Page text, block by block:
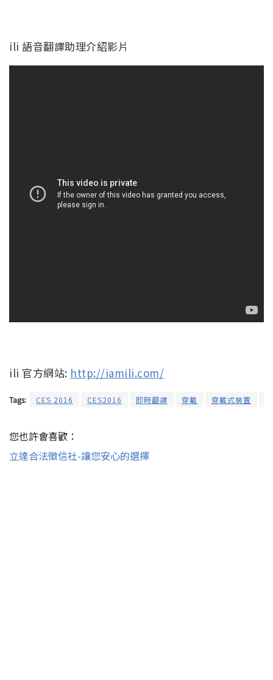
ili 語音翻譯助理介紹影片
ili 官方網站: http://iamili.com/
Tags: CES 2016 CES2016 即時翻譯 穿戴 穿戴式裝置
您也許會喜歡：
立達合法徵信社-讓您安心的選擇